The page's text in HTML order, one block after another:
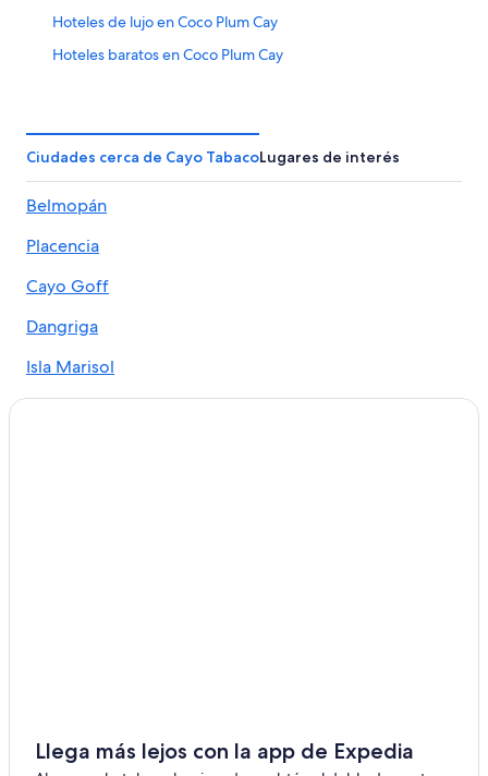
Hoteles de lujo en Coco Plum Cay
Hoteles baratos en Coco Plum Cay
Casas de huéspedes en Thatch Caye
Resorts en Thatch Caye
Hoteles con alberca en Thatch Caye
Hoteles en Thatch Caye
Lodges en Thatch Caye
Ciudades cerca de Cayo TabacoLugares de interés
Belmopán
Placencia
Cayo Goff
Dangriga
Isla Marisol
Llega más lejos con la app de Expedia